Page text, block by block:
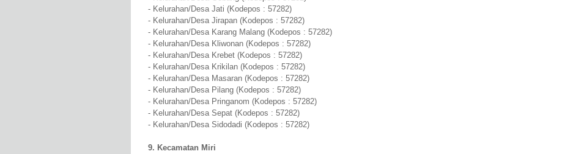
- Kelurahan/Desa Jati (Kodepos : 57282)
- Kelurahan/Desa Jirapan (Kodepos : 57282)
- Kelurahan/Desa Karang Malang (Kodepos : 57282)
- Kelurahan/Desa Kliwonan (Kodepos : 57282)
- Kelurahan/Desa Krebet (Kodepos : 57282)
- Kelurahan/Desa Krikilan (Kodepos : 57282)
- Kelurahan/Desa Masaran (Kodepos : 57282)
- Kelurahan/Desa Pilang (Kodepos : 57282)
- Kelurahan/Desa Pringanom (Kodepos : 57282)
- Kelurahan/Desa Sepat (Kodepos : 57282)
- Kelurahan/Desa Sidodadi (Kodepos : 57282)
9. Kecamatan Miri